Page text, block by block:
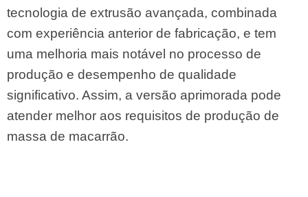
tecnologia de extrusão avançada, combinada
com experiência anterior de fabricação, e tem
uma melhoria mais notável no processo de
produção e desempenho de qualidade
significativo. Assim, a versão aprimorada pode
atender melhor aos requisitos de produção de
massa de macarrão.